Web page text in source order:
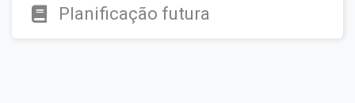
Planificação futura